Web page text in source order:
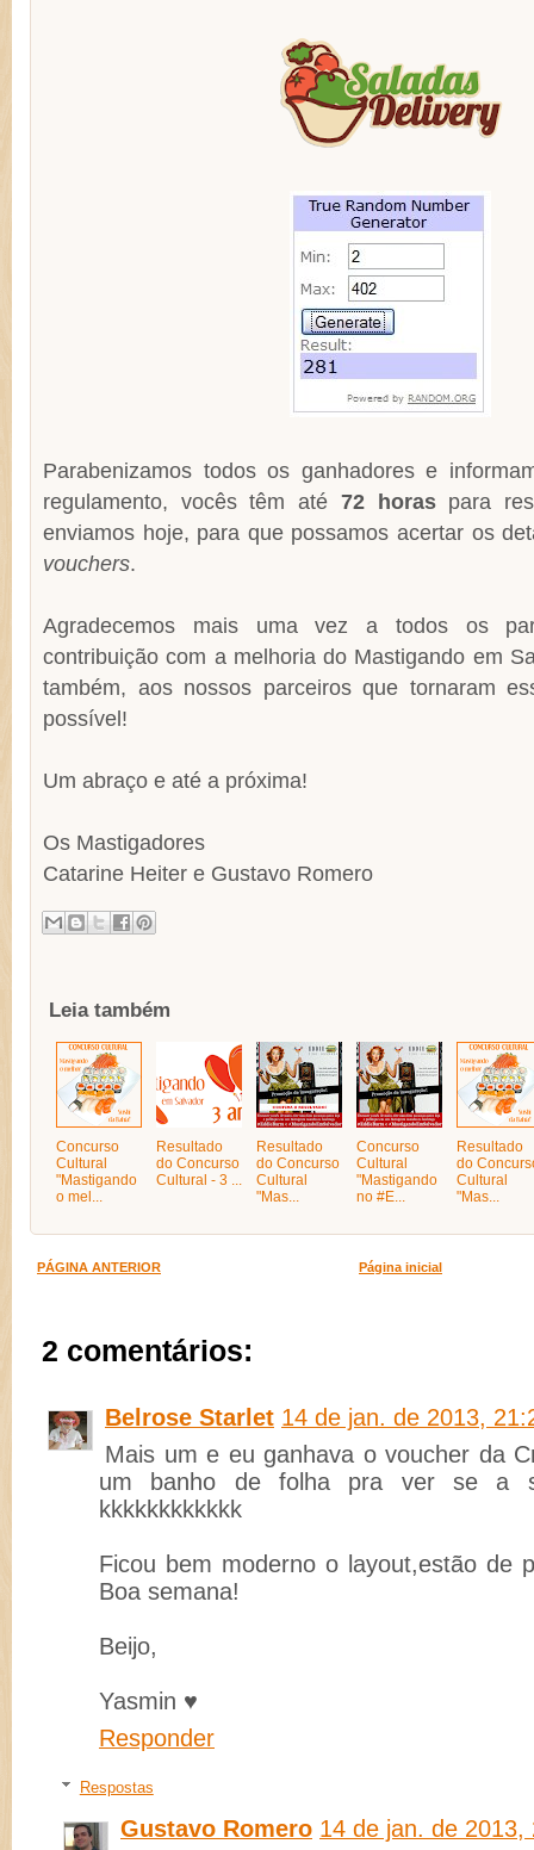
Parabenizamos todos os ganhadores e
regulamento, vocês têm até 72 horaspara
enviamos hoje, para que possamos acertar os
vouchers.
Agradecemos mais uma vez a todos os
contribuição com a melhoria do Mastigando em
também, aos nossos parceiros que tornaram
possível!
Um abraço e até a próxima!
Os Mastigadores
Catarine Heiter e Gustavo Romero
Leia também
Concurso
Cultural
"Mastigando
o mel...
Resultado
do Concurso
Cultural - 3 ...
Resultado
do Concurso
Cultural
"Mas...
Concurso
Cultural
"Mastigando
no #E...
Resultado
do
Cultural
"Mas...
PÁGINA ANTERIOR Página inicial
2 comentários:
Belrose Starlet 14 de jan. de 2013,
Mais um e eu ganhava o voucher da
um banho de folha pra ver se a
kkkkkkkkkkkk
Ficou bem moderno o layout,estão de
Boa semana!
Beijo,
Yasmin ♥
Responder
Respostas
Gustavo Romero 14 de jan. de 2013,